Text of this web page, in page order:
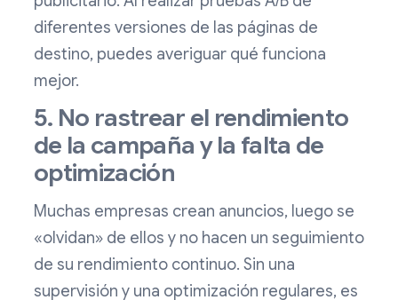
diferentes versiones de las páginas de
destino, puedes averiguar qué funciona
mejor.
5. No rastrear el rendimiento
de la campaña y la falta de
optimización
Muchas empresas crean anuncios, luego se
«olvidan» de ellos y no hacen un seguimiento
de su rendimiento continuo. Sin una
supervisión y una optimización regulares, es